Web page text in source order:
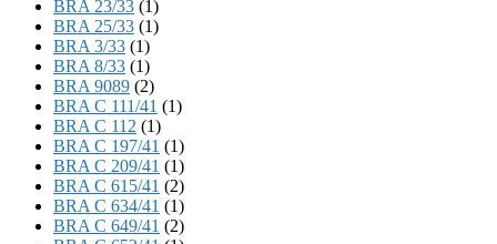
BRA 23/33 (1)
BRA 25/33 (1)
BRA 3/33 (1)
BRA 8/33 (1)
BRA 9089 (2)
BRA C 111/41 (1)
BRA C 112 (1)
BRA C 197/41 (1)
BRA C 209/41 (1)
BRA C 615/41 (2)
BRA C 634/41 (1)
BRA C 649/41 (2)